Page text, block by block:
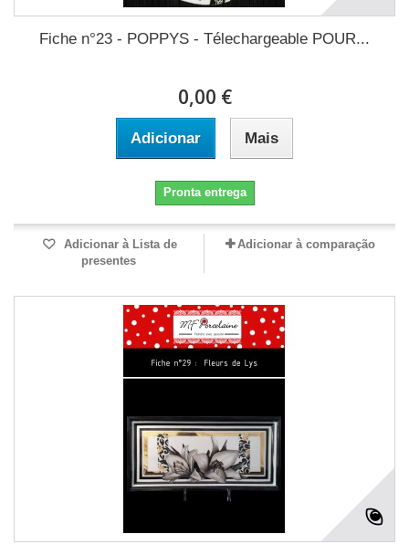
Fiche n°23 - POPPYS - Télechargeable POUR...
0,00 €
Adicionar Mais
Pronta entrega
Adicionar à Lista de
presentes
Adicionar à comparação